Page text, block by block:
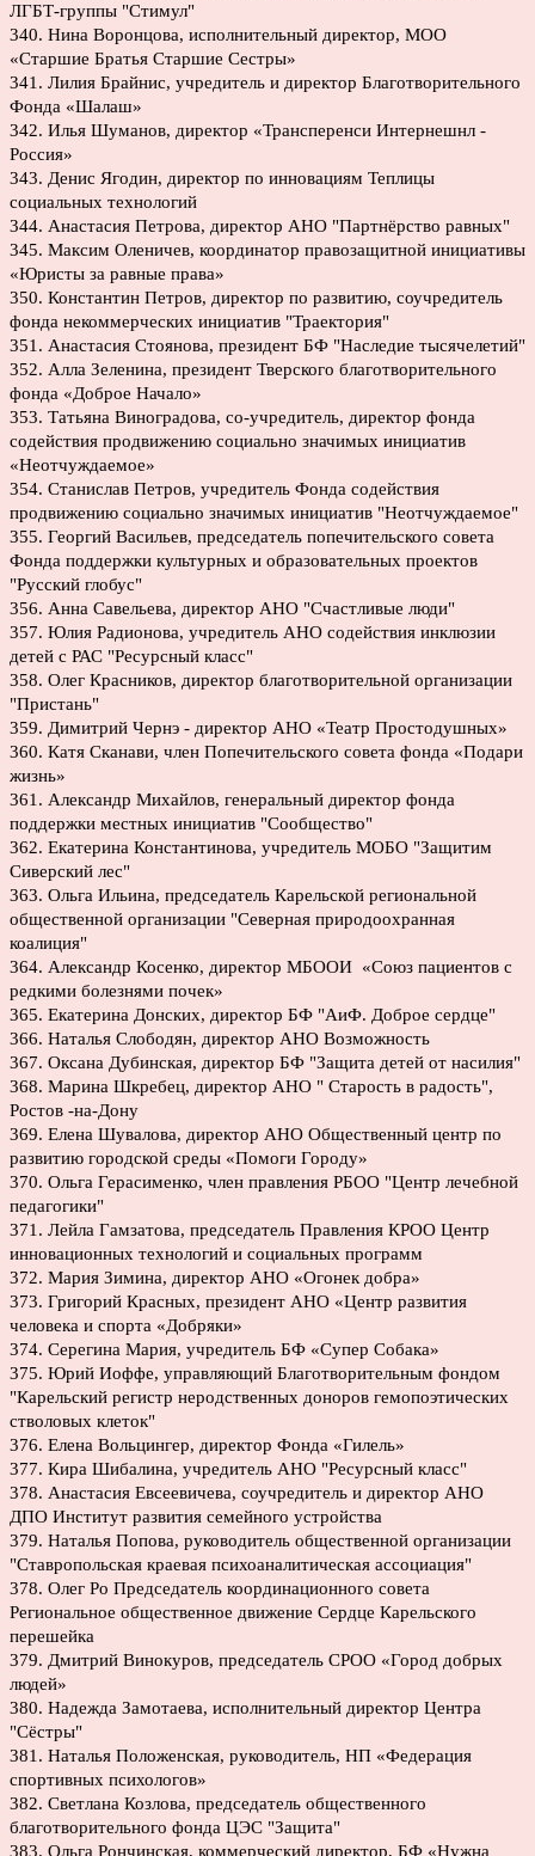
ЛГБТ-группы "Стимул"
340. Нина Воронцова, исполнительный директор, МОО
«Старшие Братья Старшие Сестры»
341. Лилия Брайнис, учредитель и директор Благотворительного
Фонда «Шалаш»
342. Илья Шуманов, директор «Трансперенси Интернешнл -
Россия»
343. Денис Ягодин, директор по инновациям Теплицы
социальных технологий
344. Анастасия Петрова, директор АНО "Партнёрство равных"
345. Максим Оленичев, координатор правозащитной инициативы
«Юристы за равные права»
350. Константин Петров, директор по развитию, соучредитель
фонда некоммерческих инициатив "Траектория"
351. Анастасия Стоянова, президент БФ "Наследие тысячелетий"
352. Алла Зеленина, президент Тверского благотворительного
фонда «Доброе Начало»
353. Татьяна Виноградова, со-учредитель, директор фонда
содействия продвижению социально значимых инициатив
«Неотчуждаемое»
354. Станислав Петров, учредитель Фонда содействия
продвижению социально значимых инициатив "Неотчуждаемое"
355. Георгий Васильев, председатель попечительского совета
Фонда поддержки культурных и образовательных проектов
"Русский глобус"
356. Анна Савельева, директор АНО "Счастливые люди"
357. Юлия Радионова, учредитель АНО содействия инклюзии
детей с РАС "Ресурсный класс"
358. Олег Красников, директор благотворительной организации
"Пристань"
359. Димитрий Чернэ - директор АНО «Театр Простодушных»
360. Катя Сканави, член Попечительского совета фонда «Подари
жизнь»
361. Александр Михайлов, генеральный директор фонда
поддержки местных инициатив "Сообщество"
362. Екатерина Константинова, учредитель МОБО "Защитим
Сиверский лес"
363. Ольга Ильина, председатель Карельской региональной
общественной организации "Северная природоохранная
коалиция"
364. Александр Косенко, директор МБООИ «Союз пациентов с
редкими болезнями почек»
365. Екатерина Донских, директор БФ "АиФ. Доброе сердце"
366. Наталья Слободян, директор АНО Возможность
367. Оксана Дубинская, директор БФ "Защита детей от насилия"
368. Марина Шкребец, директор АНО " Старость в радость",
Ростов -на-Дону
369. Елена Шувалова, директор АНО Общественный центр по
развитию городской среды «Помоги Городу»
370. Ольга Герасименко, член правления РБОО "Центр лечебной
педагогики"
371. Лейла Гамзатова, председатель Правления КРОО Центр
инновационных технологий и социальных программ
372. Мария Зимина, директор АНО «Огонек добра»
373. Григорий Красных, президент АНО «Центр развития
человека и спорта «Добряки»
374. Серегина Мария, учредитель БФ «Супер Собака»
375. Юрий Иоффе, управляющий Благотворительным фондом
"Карельский регистр неродственных доноров гемопоэтических
стволовых клеток"
376. Елена Вольцингер, директор Фонда «Гилель»
377. Кира Шибалина, учредитель АНО "Ресурсный класс"
378. Анастасия Евсеевичева, соучредитель и директор АНО
ДПО Институт развития семейного устройства
379. Наталья Попова, руководитель общественной организации
"Ставропольская краевая психоаналитическая ассоциация"
378. Олег Ро Председатель координационного совета
Региональное общественное движение Сердце Карельского
перешейка
379. Дмитрий Винокуров, председатель СРОО «Город добрых
людей»
380. Надежда Замотаева, исполнительный директор Центра
"Сёстры"
381. Наталья Положенская, руководитель, НП «Федерация
спортивных психологов»
382. Светлана Козлова, председатель общественного
благотворительного фонда ЦЭС "Защита"
383. Ольга Рончинская, коммерческий директор, БФ «Нужна